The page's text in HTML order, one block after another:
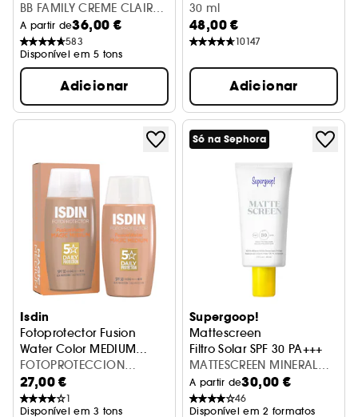
BB FAMILY CREME CLAIR
40ML R22
A partir de36,00 €
583
Disponível em 5 tons
Adicionar
30 ml
48,00 €
10147
Adicionar
Isdin
Fotoprotector Fusion
Water Color MEDIUM
SPF50
Protetor solar facial com cor
FOTOPROTECCION
FUSION WATER BRONZE
27,00 €
1
Disponível em 3 tons
Só na Sephora
Supergoop!
Mattescreen
Filtro Solar SPF 30 PA+++
MATTESCREEN MINERAL
SPF30 20ML
A partir de30,00 €
46
Disponível em 2 formatos